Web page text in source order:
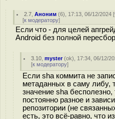
2.7 ,Аноним (6), 17:13, 06/12/2024 [
[к модератору]
Если что - для целей
Android без полной
3.10 ,myster(ok), 17:34, 06/12/
[к модератору]
Если sha коммита не
метаданных в саму либу,
значение sha
постоянно разное и
репозитории (не
есть, это всё-равно, что